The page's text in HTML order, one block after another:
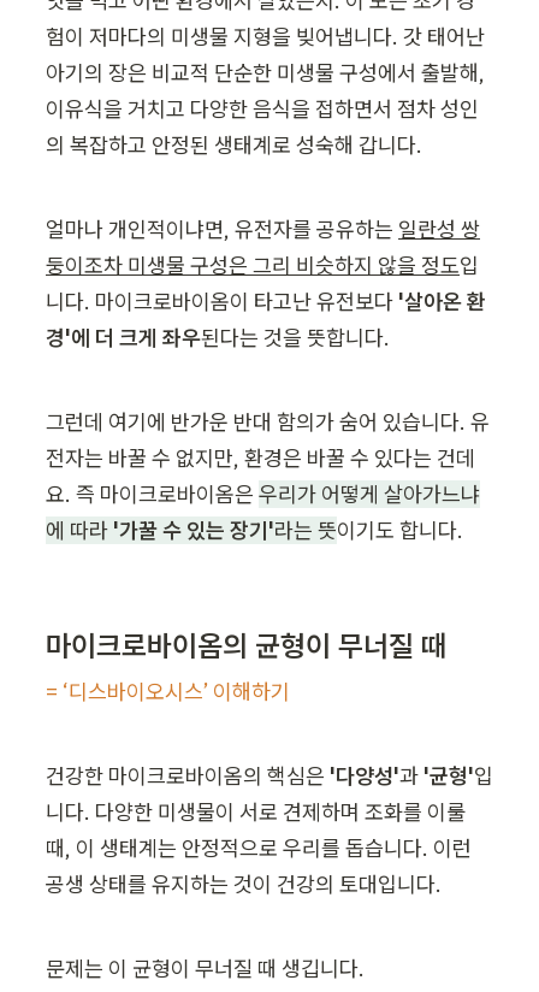
험이 저마다의 미생물 지형을 빚어냅니다. 갓 태어난
아기의 장은 비교적 단순한 미생물 구성에서 출발해,
이유식을 거치고 다양한 음식을 접하면서 점차 성인
의 복잡하고 안정된 생태계로 성숙해 갑니다.
얼마나 개인적이냐면, 유전자를 공유하는 일란성 쌍
둥이조차 미생물 구성은 그리 비슷하지 않을 정도입
니다. 마이크로바이옴이 타고난 유전보다 '살아온 환
경'에 더 크게 좌우된다는 것을 뜻합니다.
그런데 여기에 반가운 반대 함의가 숨어 있습니다. 유
전자는 바꿀 수 없지만, 환경은 바꿀 수 있다는 건데
요. 즉 마이크로바이옴은 우리가 어떻게 살아가느냐
에 따라 '가꿀 수 있는 장기'라는 뜻이기도 합니다.
마이크로바이옴의 균형이 무너질 때
= ‘디스바이오시스’ 이해하기
건강한 마이크로바이옴의 핵심은 '다양성'과 '균형'입
니다. 다양한 미생물이 서로 견제하며 조화를 이룰
때, 이 생태계는 안정적으로 우리를 돕습니다. 이런
공생 상태를 유지하는 것이 건강의 토대입니다.
문제는 이 균형이 무너질 때 생깁니다.